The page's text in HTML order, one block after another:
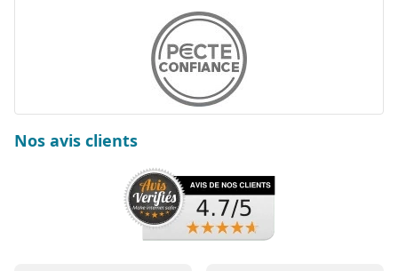
Nos avis clients